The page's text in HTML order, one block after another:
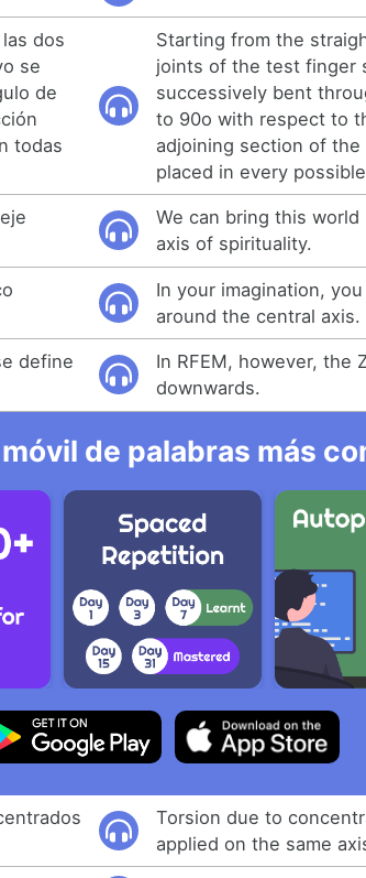
dos
se
de
todas
Starting from the
joints of the test finger
successively bent
to 90o with respect to
adjoining section of
placed in every
We can bring this
axis of spirituality.
In your imagination,
around the central axis.
define
In RFEM, however, the
downwards.
de palabras más
Torsion due to
applied on the same